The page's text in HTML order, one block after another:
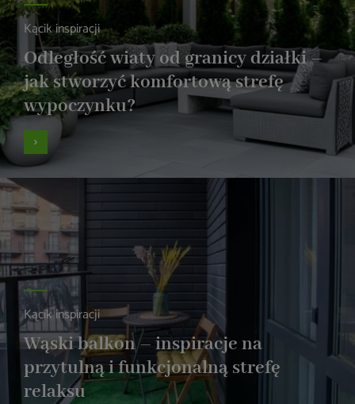
Kącik inspiracji
Odległość wiaty od granicy działki –
jak stworzyć komfortową strefę
wypoczynku?
Kącik inspiracji
Wąski balkon – inspiracje na
przytulną i funkcjonalną strefę
relaksu